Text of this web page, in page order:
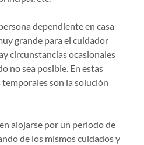
dependiente en casa
grande para el cuidador
circunstancias ocasionales
no sea posible. En estas
son la solución
alojarse por un periodo de
de los mismos cuidados y